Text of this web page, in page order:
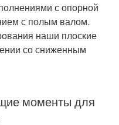
с опорной
с полым валом.
наши плоские
со сниженным
моменты для